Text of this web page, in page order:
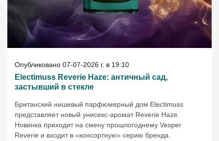
Опубликовано 07-07-2026 г. в 19:10
Electimuss Reverie Haze: античный сад,
застывший в стекле
Британский нишевый парфюмерный дом Electimuss
представляет новый унисекс-аромат Reverie Haze.
Новинка приходит на смену прошлогоднему Vesper
Reverie и входит в «консортную» серию бренда.